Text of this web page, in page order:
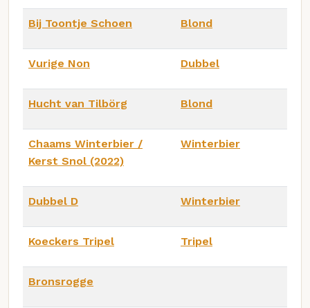
Bij Toontje Schoen Blond
Vurige Non Dubbel
Hucht van Tilbörg Blond
Chaams Winterbier /
Kerst Snol (2022)
Winterbier
Dubbel D Winterbier
Koeckers Tripel Tripel
Bronsrogge